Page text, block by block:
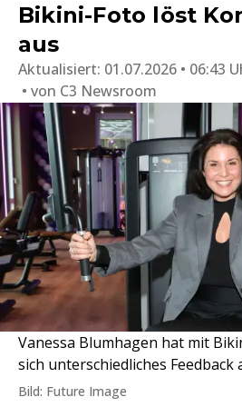
Bikini-Foto löst
aus
Aktualisiert: 01.07.2026 • 06:43
von C3 Newsroom
Vanessa Blumhagen hat mit
sich unterschiedliches Feedback
Bild: Future Image